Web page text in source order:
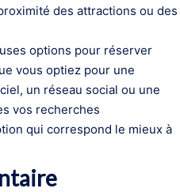
des attractions ou des
options pour réserver
vous optiez pour une
un réseau social ou une
vos recherches
qui correspond le mieux à